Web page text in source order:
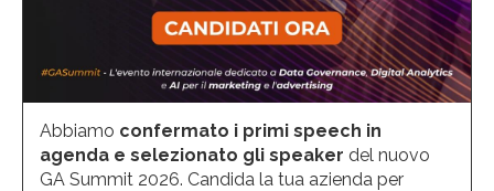
Abbiamo confermato i primi speech in
agenda e selezionato gli speaker del nuovo
GA Summit 2026. Candida la tua azienda per